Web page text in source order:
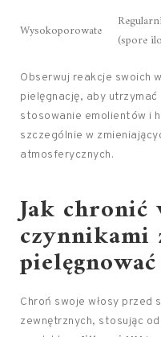
Wysokoporowate
(spore
Obserwuj reakcje swoich
pielęgnację, aby utrzymać
stosowanie emolientów i
szczególnie w
atmosferycznych.
Jak chronić
czynnikami
Chroń swoje włosy przed
zewnętrznych, stosując